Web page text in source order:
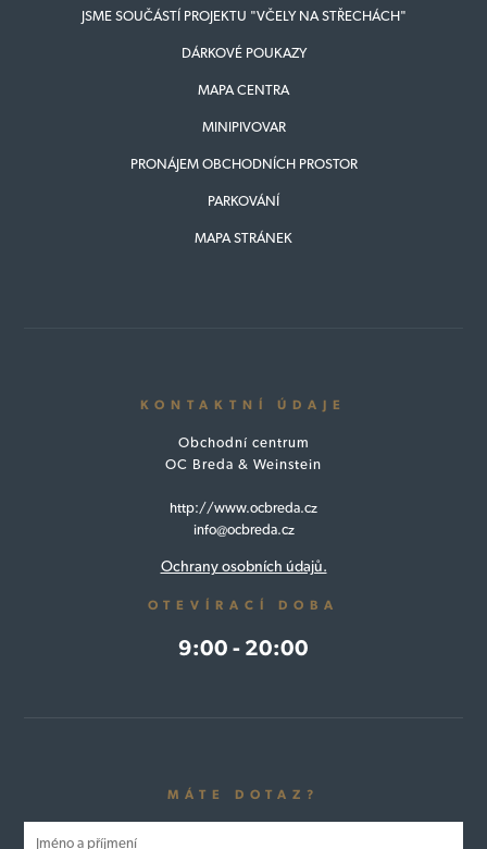
JSME SOUČÁSTÍ PROJEKTU "VČELY NA STŘECHÁCH"
DÁRKOVÉ POUKAZY
MAPA CENTRA
MINIPIVOVAR
PRONÁJEM OBCHODNÍCH PROSTOR
PARKOVÁNÍ
MAPA STRÁNEK
KONTAKTNÍ ÚDAJE
Obchodní centrum
OC Breda & Weinstein
http://www.ocbreda.cz
info@ocbreda.cz
Ochrany osobních údajů.
OTEVÍRACÍ DOBA
9:00 - 20:00
MÁTE DOTAZ?